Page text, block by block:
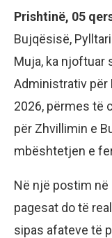
Prishtinë, 05
Bujqësisë,
Muja, ka njoftuar
Administrativ për
2026, përmes të
për Zhvillimin e
mbështetjen e
Në një postim në
pagesat do të
sipas afateve të